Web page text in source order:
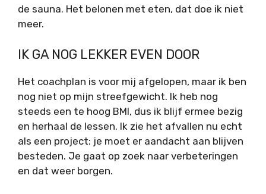
de sauna. Het belonen met eten, dat doe ik niet
meer.
IK GA NOG LEKKER EVEN DOOR
Het coachplan is voor mij afgelopen, maar ik ben
nog niet op mijn streefgewicht. Ik heb nog
steeds een te hoog BMI, dus ik blijf ermee bezig
en herhaal de lessen. Ik zie het afvallen nu echt
als een project: je moet er aandacht aan blijven
besteden. Je gaat op zoek naar verbeteringen
en dat weer borgen.